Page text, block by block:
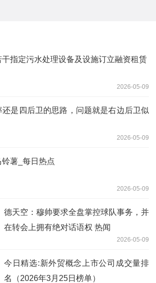
指定污水处理设备及设施订立融资租赁
2026-05-09
是四后卫的思路，问题就是右边后卫似
2026-05-09
薯_每日热点
2026-05-09
德天空：穆帅要求全盘掌控球队事务，并
在转会上拥有绝对话语权 热闻
2026-05-09
今日精选:新外贸概念上市公司成交量排
名（2026年3月25日榜单）